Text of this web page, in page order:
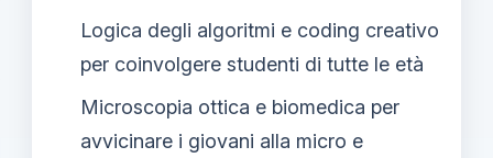
Logica degli algoritmi e coding creativo
per coinvolgere studenti di tutte le età
Microscopia ottica e biomedica per
avvicinare i giovani alla micro e